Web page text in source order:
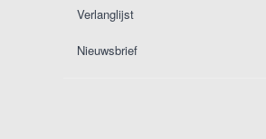
Verlanglijst
Nieuwsbrief